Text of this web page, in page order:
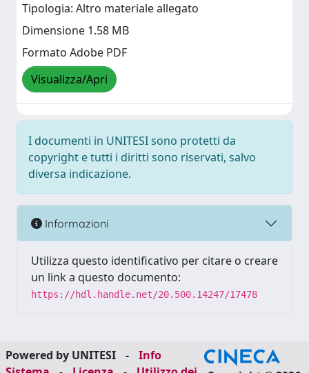
Tipologia: Altro materiale allegato
Dimensione 1.58 MB
Formato Adobe PDF
Visualizza/Apri
I documenti in UNITESI sono protetti da
copyright e tutti i diritti sono riservati, salvo
diversa indicazione.
Informazioni
Utilizza questo identificativo per citare o creare
un link a questo documento:
https://hdl.handle.net/20.500.14247/17478
Powered by UNITESI -
Info